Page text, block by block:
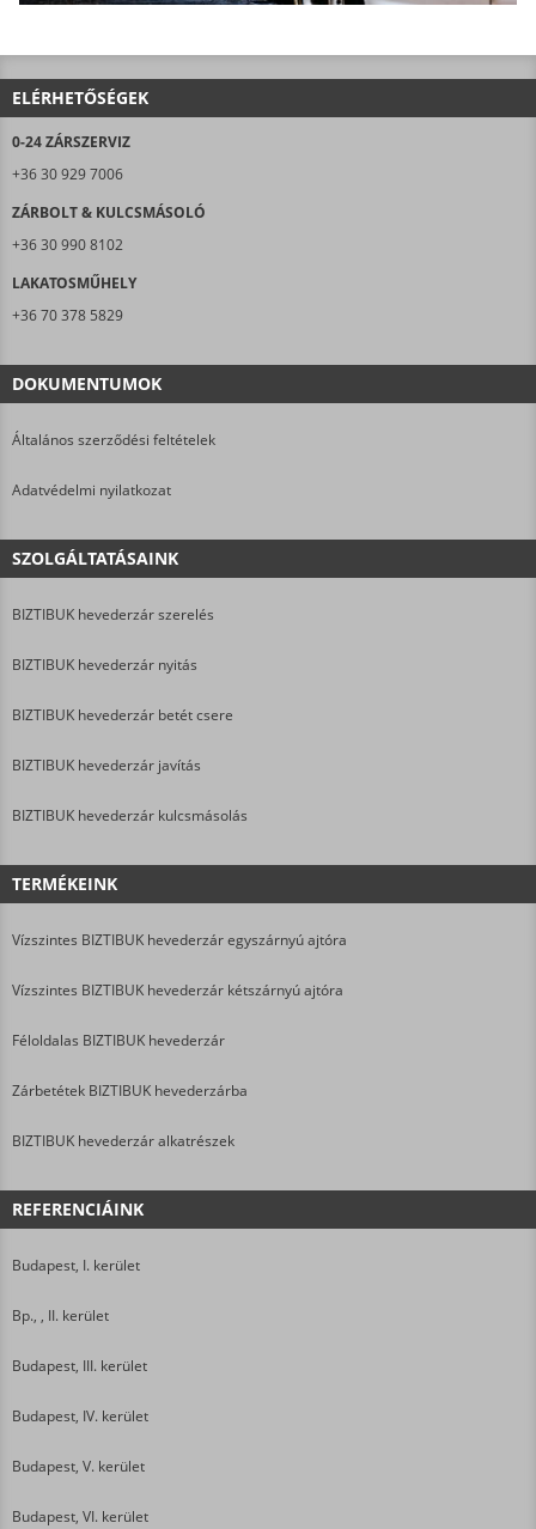
ELÉRHETŐSÉGEK
0-24 ZÁRSZERVIZ
+36 30 929 7006
ZÁRBOLT & KULCSMÁSOLÓ
+36 30 990 8102
LAKATOSMŰHELY
+36 70 378 5829
DOKUMENTUMOK
Általános szerződési feltételek
Adatvédelmi nyilatkozat
SZOLGÁLTATÁSAINK
BIZTIBUK hevederzár szerelés
BIZTIBUK hevederzár nyitás
BIZTIBUK hevederzár betét csere
BIZTIBUK hevederzár javítás
BIZTIBUK hevederzár kulcsmásolás
TERMÉKEINK
Vízszintes BIZTIBUK hevederzár egyszárnyú ajtóra
Vízszintes BIZTIBUK hevederzár kétszárnyú ajtóra
Féloldalas BIZTIBUK hevederzár
Zárbetétek BIZTIBUK hevederzárba
BIZTIBUK hevederzár alkatrészek
REFERENCIÁINK
Budapest, I. kerület
Bp., , II. kerület
Budapest, III. kerület
Budapest, IV. kerület
Budapest, V. kerület
Budapest, VI. kerület